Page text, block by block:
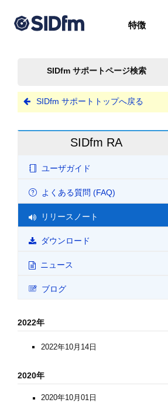
特徴
SIDfm サポートページ検索
SIDfm サポートトップへ戻る
SIDfm RA
ユーザガイド
よくある質問 (FAQ)
リリースノート
ダウンロード
ニュース
ブログ
2022年
2022年10月14日
2020年
2020年10月01日